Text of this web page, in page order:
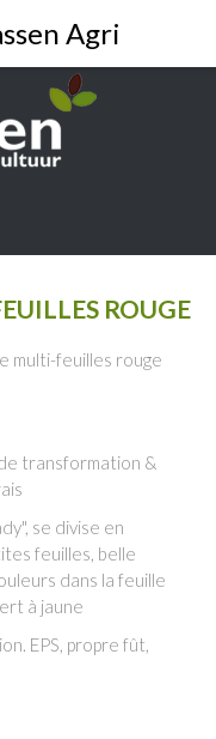
ROUGE
multi-feuilles rouge
transformation &
se divise en
feuilles, belle
dans la feuille
à jaune
EPS, propre fût,
Agri